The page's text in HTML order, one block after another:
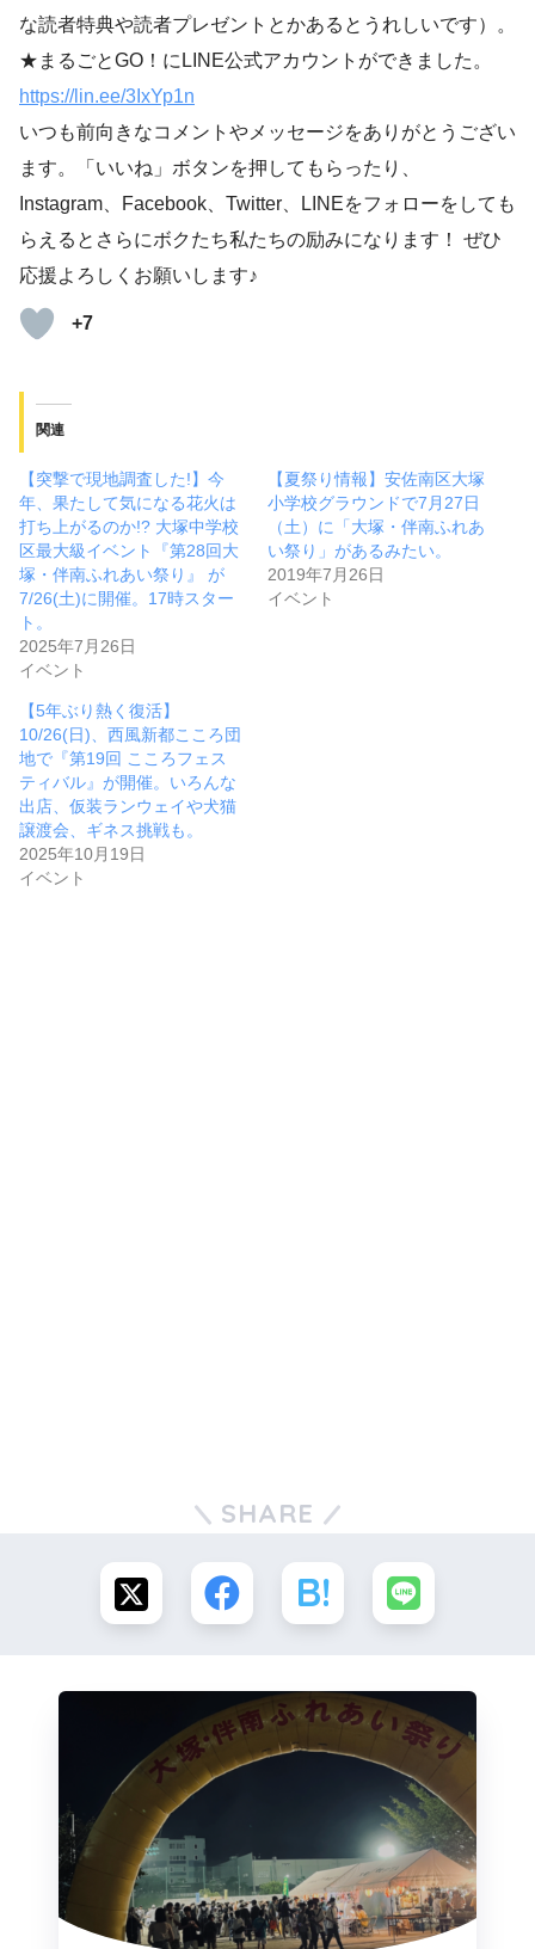
な読者特典や読者プレゼントとかあるとうれしいです）。
★まるごとGO！にLINE公式アカウントができました。
https://lin.ee/3IxYp1n
いつも前向きなコメントやメッセージをありがとうござい
ます。「いいね」ボタンを押してもらったり、
Instagram、Facebook、Twitter、LINEをフォローをしても
らえるとさらにボクたち私たちの励みになります！ ぜひ
応援よろしくお願いします♪
+7
関連
【突撃で現地調査した!】今
年、果たして気になる花火は
打ち上がるのか!? 大塚中学校
区最大級イベント『第28回大
塚・伴南ふれあい祭り』 が
7/26(土)に開催。17時スター
ト。
2025年7月26日
イベント
【夏祭り情報】安佐南区大塚
小学校グラウンドで7月27日
（土）に「大塚・伴南ふれあ
い祭り」があるみたい。
2019年7月26日
イベント
【5年ぶり熱く復活】
10/26(日)、西風新都こころ団
地で『第19回 こころフェス
ティバル』が開催。いろんな
出店、仮装ランウェイや犬猫
譲渡会、ギネス挑戦も。
2025年10月19日
イベント
SHARE